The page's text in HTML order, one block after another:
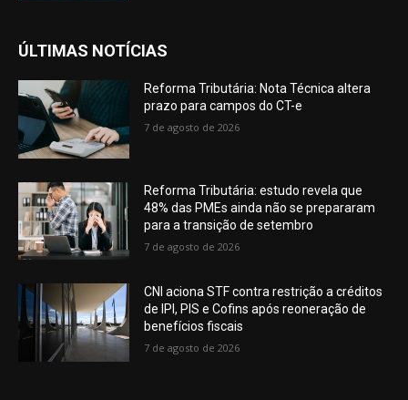
ÚLTIMAS NOTÍCIAS
Reforma Tributária: Nota Técnica altera
prazo para campos do CT-e
7 de agosto de 2026
Reforma Tributária: estudo revela que
48% das PMEs ainda não se prepararam
para a transição de setembro
7 de agosto de 2026
CNI aciona STF contra restrição a créditos
de IPI, PIS e Cofins após reoneração de
benefícios fiscais
7 de agosto de 2026